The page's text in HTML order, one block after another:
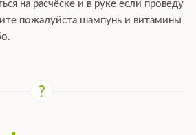
на расчёске и в руке если проведу
пожалуйста шампунь и витамины